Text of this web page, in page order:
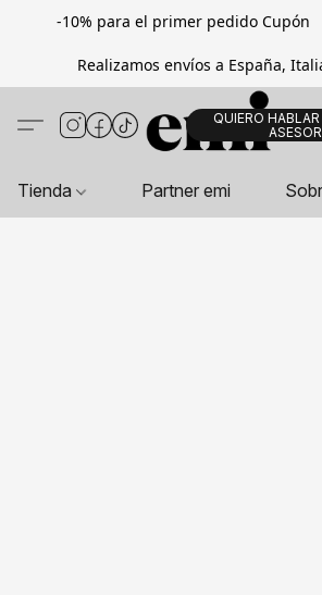
-10% para el primer pedido Cupón
Realizamos envíos a España,
QUIERO
ASESOR
Tienda Partner emi